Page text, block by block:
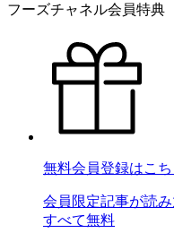
フーズチャネル会員特典
無料会員登録はこち
会員限定記事が読
すべて無料